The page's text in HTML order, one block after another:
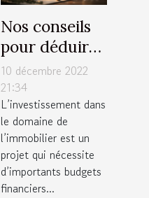
Nos conseils
pour déduire
facilement
votre capacité
d’emprunt
immobilier
10 décembre 2022
21:34
L’investissement dans
le domaine de
l’immobilier est un
projet qui nécessite
d’importants budgets
financiers...